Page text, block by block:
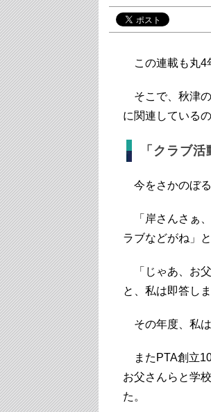
この連載も丸4
そこで、秋津の
に関連している
「クラブ
今をさかのぼる
「岸さんさぁ、
ラブなどがね」
「じゃあ、お父
と、私は即答しま
その年度、私は
またPTA創立10
お父さんらと学
た。